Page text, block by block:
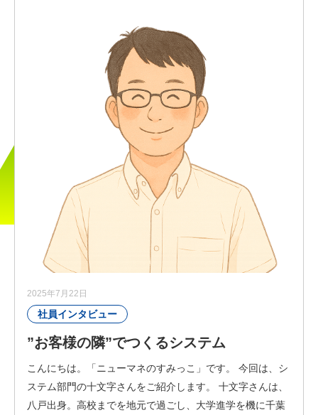
2025年7月22日
社員インタビュー
”お客様の隣”でつくるシステム
こんにちは。「ニューマネのすみっこ」です。 今回は、シ
ステム部門の十文字さんをご紹介します。 十文字さんは、
八戸出身。高校までを地元で過ごし、大学進学を機に千葉